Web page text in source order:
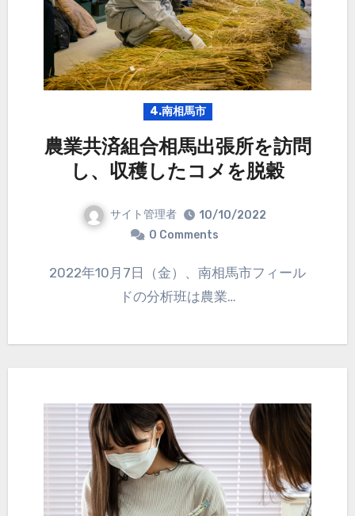
4.南相馬市
農業共済組合相馬出張所を訪問
し、収穫したコメを脱穀
サイト管理者
10/10/2022
0 Comments
2022年10月7日（金）、南相馬市フィール
ドの分析班は農業…